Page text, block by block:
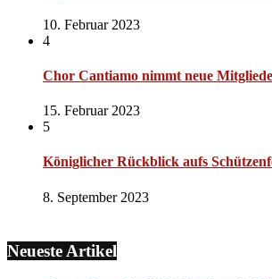
10. Februar 2023
4
Chor Cantiamo nimmt neue
15. Februar 2023
5
Königlicher Rückblick aufs
8. September 2023
Neueste Artikel